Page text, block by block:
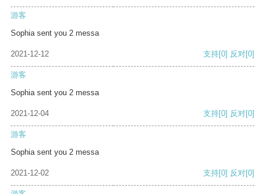
游客
Sophia sent you 2 messa
2021-12-12 支持[0] 反对[0]
游客
Sophia sent you 2 messa
2021-12-04 支持[0] 反对[0]
游客
Sophia sent you 2 messa
2021-12-02 支持[0] 反对[0]